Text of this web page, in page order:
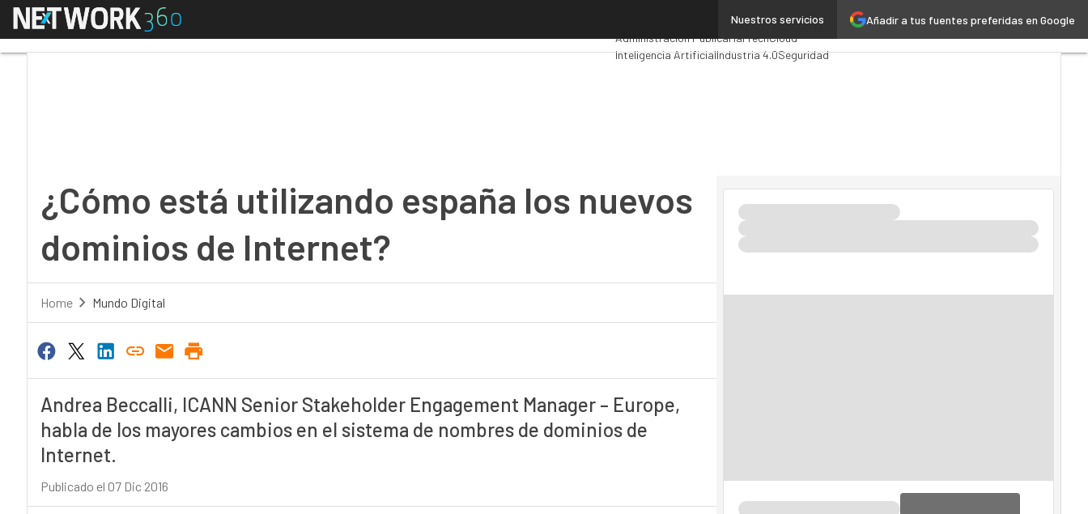
Añadir a tus fuentes preferidas en Google
Nuestros servicios
Menú
Analytics
Administración PúblicaMarTechCloud
Inteligencia ArtificialIndustria 4.0Seguridad
¿Cómo está utilizando españa los nuevos
dominios de Internet?
Home Mundo Digital
Andrea Beccalli, ICANN Senior Stakeholder Engagement Manager – Europe,
habla de los mayores cambios en el sistema de nombres de dominios de
Internet.
Publicado el 07 Dic 2016